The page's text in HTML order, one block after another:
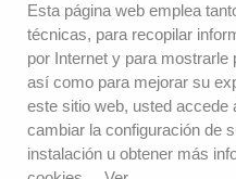
Esta página web emplea
técnicas, para recopilar
por Internet y para
así como para mejorar su
este sitio web, usted accede
cambiar la configuración de
instalación u obtener más